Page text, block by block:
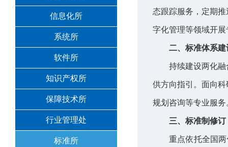
信息化所
系统所
软件所
知识产权所
保障技术所
行业管理处
标准所
态跟踪服务，定期
字化管理等领域开
二、标准体系建
持续建设两化
供方向指引。面向
规划咨询等专业服务
三、标准制修订
重点依托全国